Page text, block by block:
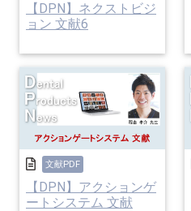
【DPN】ネクストビジ
ョン 文献6
文献PDF
【DPN】アクションゲ
ートシステム 文献